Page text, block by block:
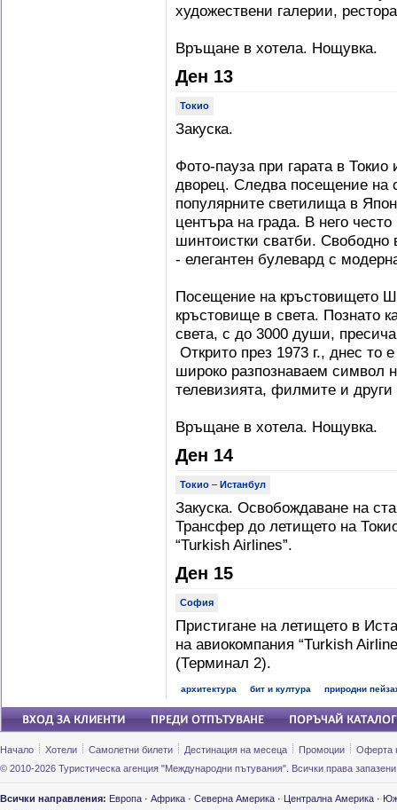
художествени галерии,
Връщане в хотела. Нощувка.
Ден 13
Токио
Закуска.
Фото-пауза при гарата в
дворец. Следва посещение на
популярните светилища в
центъра на града. В него
шинтоистки сватби.
- елегантен булевард с
Посещение на кръстовището
кръстовище в света. Познато
света, с до 3000 души,
Открито през 1973 г., днес то
широко разпознаваем символ
телевизията, филмите и
Връщане в хотела. Нощувка.
Ден 14
Токио – Истанбул
Закуска. Освобождаване на
Трансфер до летището на
“Turkish Airlines”.
Ден 15
София
Пристигане на летището в
на авиокомпания “Turkish
(Терминал 2).
архитектура бит и култура природни
Начало Хотели Самолетни билети Дестинация на месеца Промоции
Оферта
© 2010-2026 Туристическа агенция "Международни пътувания". Всички права
Всички направления: Европа · Африка · Северна Америка · Централна Америка ·